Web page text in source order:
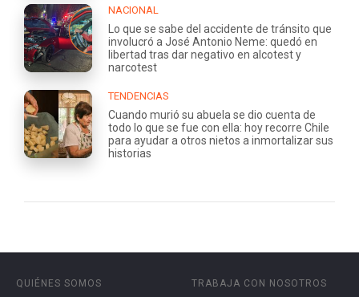
NACIONAL
Lo que se sabe del accidente de tránsito que
involucró a José Antonio Neme: quedó en
libertad tras dar negativo en alcotest y
narcotest
TENDENCIAS
Cuando murió su abuela se dio cuenta de
todo lo que se fue con ella: hoy recorre Chile
para ayudar a otros nietos a inmortalizar sus
historias
QUIÉNES SOMOS
TRABAJA CON NOSOTROS